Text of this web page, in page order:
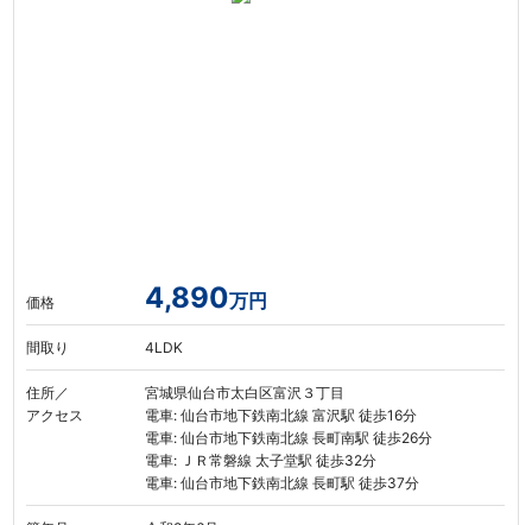
価格 4,890万円
間取り 4LDK
住所／
アクセス
宮城県仙台市太白区富沢３丁目
電車: 仙台市地下鉄南北線 富沢駅 徒歩16分
電車: 仙台市地下鉄南北線 長町南駅 徒歩26分
電車: ＪＲ常磐線 太子堂駅 徒歩32分
電車: 仙台市地下鉄南北線 長町駅 徒歩37分